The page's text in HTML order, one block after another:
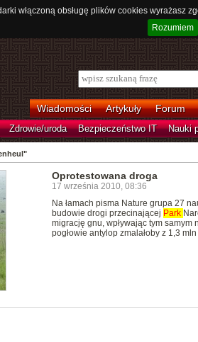
włączoną obsługę plików cookies
Rozumiem
Wiadomości Artykuły Forum
Zdrowie/uroda Bezpieczeństwo IT Nauki
Oprotestowana droga
17 września 2010, 08:36
Na łamach pisma Nature grupa 27
budowie drogi przecinającej Park
migrację gnu, wpływając tym samym
pogłowie antylop zmalałoby z 1,3